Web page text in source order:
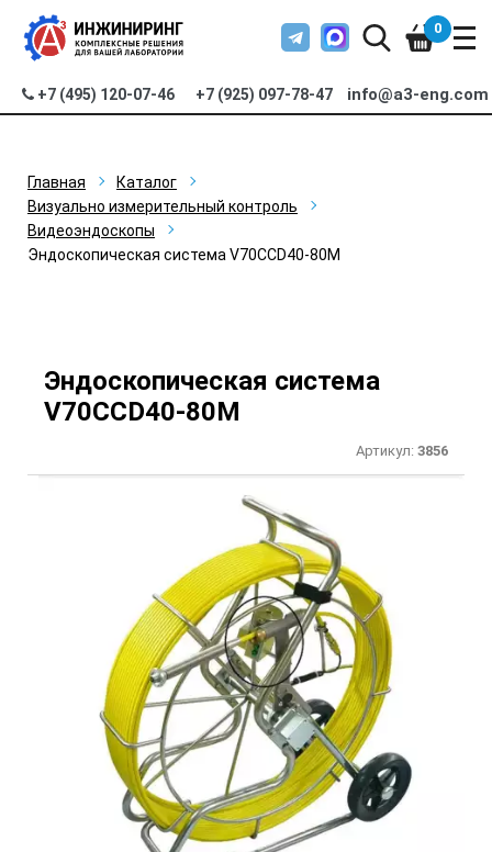
+7 (495) 120-07-46 +7 (925) 097-78-47 info@a3-eng.com
0
Главная
Каталог
Визуально измерительный контроль
Видеоэндоскопы
Эндоскопическая система V70CCD40-80M
Эндоскопическая система
V70CCD40-80M
Артикул: 3856